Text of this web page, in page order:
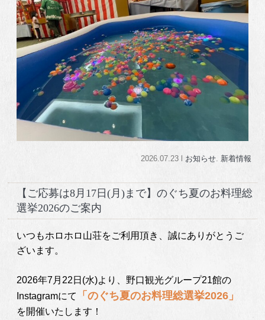
2026.07.23 l お知らせ. 新着情報
【ご応募は8月17日(月)まで】のぐち夏のお料理総
選挙2026のご案内
いつもホロホロ山荘をご利用頂き、誠にありがとうご
ざいます。
2026年7月22日(水)より、野口観光グループ21館の
Instagramにて
「のぐち夏のお料理総選挙2026」
を開催いたします！